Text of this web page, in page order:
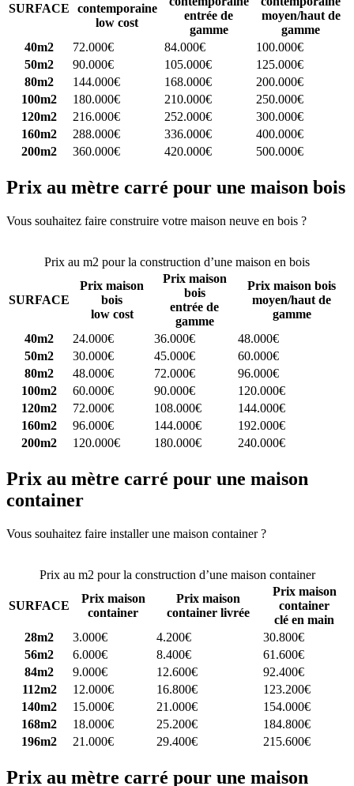
SURFACE
contemporaine
low cost
entrée de
gamme
moyen/haut de
gamme
40m2
72.000€ 84.000€
100.000€
50m2
90.000€ 105.000€
125.000€
80m2
144.000€ 168.000€
200.000€
100m2
180.000€ 210.000€
250.000€
120m2
216.000€ 252.000€
300.000€
160m2
288.000€ 336.000€
400.000€
200m2
360.000€ 420.000€ 500.000€
Prix au mètre carré pour une maison bois
Vous souhaitez faire construire votre maison neuve en bois ?
Prix au m2 pour la construction d’une maison en bois
SURFACE
Prix maison
bois
low cost
Prix maison
bois
entrée de
gamme
Prix maison bois
moyen/haut de
gamme
40m2
24.000€ 36.000€
48.000€
50m2
30.000€ 45.000€
60.000€
80m2
48.000€ 72.000€
96.000€
100m2
60.000€ 90.000€
120.000€
120m2
72.000€ 108.000€
144.000€
160m2
96.000€ 144.000€
192.000€
200m2
120.000€ 180.000€ 240.000€
Prix au mètre carré pour une maison
container
Vous souhaitez faire installer une maison container ?
Prix au m2 pour la construction d’une maison container
SURFACE
Prix maison
container
Prix maison
container livrée
Prix maison
container
clé en main
28m2
3.000€ 4.200€
30.800€
56m2
6.000€ 8.400€
61.600€
84m2
9.000€ 12.600€
92.400€
112m2
12.000€ 16.800€
123.200€
140m2
15.000€ 21.000€
154.000€
168m2
18.000€ 25.200€
184.800€
196m2
21.000€ 29.400€ 215.600€
Prix au mètre carré pour une maison